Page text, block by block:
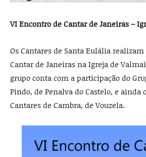
VI Encontro de Cantar de Janeiras –
Os Cantares de Santa Eulália
Cantar de Janeiras na Igreja de
grupo conta com a participação do
Pindo, de Penalva do Castelo, e ainda
Cantares de Cambra, de Vouzela.